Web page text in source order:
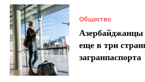
Общество
Азербайджанцы
еще в три
загранпаспорта